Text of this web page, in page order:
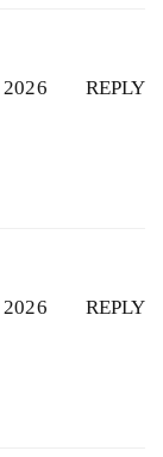
REPLY
REPLY